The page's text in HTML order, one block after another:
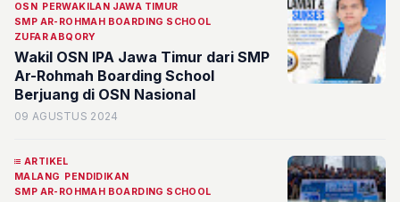
OSN
PERWAKILAN JAWA TIMUR
SMP AR-ROHMAH BOARDING SCHOOL
ZUFAR ABQORY
Wakil OSN IPA Jawa Timur dari SMP
Ar-Rohmah Boarding School
Berjuang di OSN Nasional
09 AGUSTUS 2024
ARTIKEL
MALANG
PENDIDIKAN
SMP AR-ROHMAH BOARDING SCHOOL